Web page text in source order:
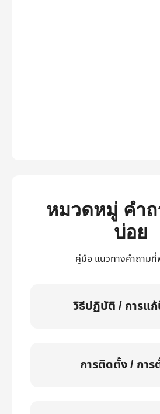
หมวดหมู่ คำ
บ่อย
คู่มือ แนวทางคำถาม
วิธีปฏิบัติ / การแ
การติดตั้ง / การ